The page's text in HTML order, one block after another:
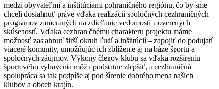
medzi obyvateľmi a inštitúciami pohraničného regiónu, čo by sme
chceli dosiahnuť práve vďaka realizácii spoločných cezhraničných
programov zameraných na zdieľanie vedomostí a overených
skúseností. Vďaka cezhraničnému charakteru projektu máme
možnosť zasiahnuť širší okruh ľudí a inštitúcií – zapojiť do podujatí
viaceré komunity, umožňujúc ich zblíženie aj na báze športu a
spoločných záujmov. Výkony členov klubu sa vďaka rozšíreniu
športového vybavenia môžu podstatne zlepšiť, a cezhraničná
spolupráca sa tak podpíše aj pod šírenie dobrého mena našich
klubov a oboch krajín.